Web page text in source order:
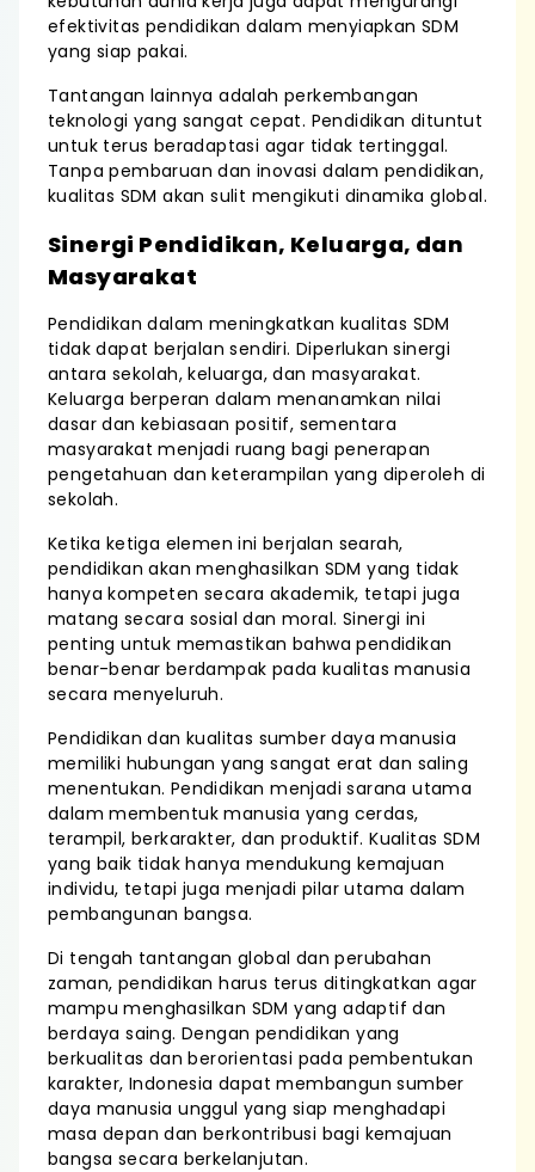
efektivitas pendidikan dalam menyiapkan SDM
yang siap pakai.
Tantangan lainnya adalah perkembangan
teknologi yang sangat cepat. Pendidikan dituntut
untuk terus beradaptasi agar tidak tertinggal.
Tanpa pembaruan dan inovasi dalam pendidikan,
kualitas SDM akan sulit mengikuti dinamika global.
Sinergi Pendidikan, Keluarga, dan
Masyarakat
Pendidikan dalam meningkatkan kualitas SDM
tidak dapat berjalan sendiri. Diperlukan sinergi
antara sekolah, keluarga, dan masyarakat.
Keluarga berperan dalam menanamkan nilai
dasar dan kebiasaan positif, sementara
masyarakat menjadi ruang bagi penerapan
pengetahuan dan keterampilan yang diperoleh di
sekolah.
Ketika ketiga elemen ini berjalan searah,
pendidikan akan menghasilkan SDM yang tidak
hanya kompeten secara akademik, tetapi juga
matang secara sosial dan moral. Sinergi ini
penting untuk memastikan bahwa pendidikan
benar-benar berdampak pada kualitas manusia
secara menyeluruh.
Pendidikan dan kualitas sumber daya manusia
memiliki hubungan yang sangat erat dan saling
menentukan. Pendidikan menjadi sarana utama
dalam membentuk manusia yang cerdas,
terampil, berkarakter, dan produktif. Kualitas SDM
yang baik tidak hanya mendukung kemajuan
individu, tetapi juga menjadi pilar utama dalam
pembangunan bangsa.
Di tengah tantangan global dan perubahan
zaman, pendidikan harus terus ditingkatkan agar
mampu menghasilkan SDM yang adaptif dan
berdaya saing. Dengan pendidikan yang
berkualitas dan berorientasi pada pembentukan
karakter, Indonesia dapat membangun sumber
daya manusia unggul yang siap menghadapi
masa depan dan berkontribusi bagi kemajuan
bangsa secara berkelanjutan.